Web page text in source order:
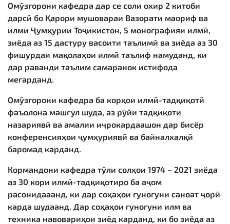
Омӯзгорони кафедра дар се соли охир 2 китоби
дарсӣ бо Қарори мушовараи Вазорати маориф ва
илми Ҷумҳурии Тоҷикистон, 5 монографияи илмӣ,
зиёда аз 15 дастуру васоити таълимӣ ва зиёда аз 30
фишурдаи мақолаҳои илмӣ таълиф намуданд, ки
дар раванди таълим самаранок истифода
мегарданд.
Омӯзгорони кафедра ба корҳои илмӣ-тадқиқотӣ
фаъолона машғул шуда, аз рӯйи тадқиқоти
назариявӣ ва амалии иҷрокардаашон дар бисёр
конференсияҳои ҷумҳуриявӣ ва байналхалқӣ
баромад карданд.
Кормандони кафедра тӯли солҳои 1974 – 2021 зиёда
аз 30 кори илмӣ-тадқиқотиро ба аҷом
расонидааанд, ки дар соҳаҳои гуногуни саноат ҷорӣ
карда шудаанд. Дар соҳаҳои гуногуни илм ва
техника навовариҳои зиёд карданд, ки бо зиёда аз